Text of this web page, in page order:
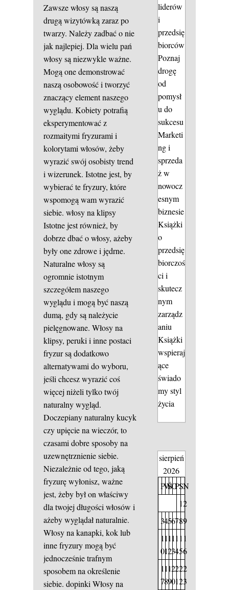
Zawsze włosy są naszą
drugą wizytówką zaraz po
twarzy. Należy zadbać o nie
jak najlepiej. Dla wielu pań
włosy są niezwykle ważne.
Mogą one demonstrować
naszą osobowość i tworzyć
znaczący element naszego
wyglądu. Kobiety potrafią
eksperymentować z
rozmaitymi fryzurami i
kolorytami włosów, żeby
wyrazić swój osobisty trend
i wizerunek. Istotne jest, by
wybierać te fryzury, które
wspomogą wam wyrazić
siebie. włosy na klipsy
Istotne jest również, by
dobrze dbać o włosy, ażeby
były one zdrowe i jędrne.
Naturalne włosy są
ogromnie istotnym
szczegółem naszego
wyglądu i mogą być naszą
dumą, gdy są należycie
pielęgnowane. Włosy na
klipsy, peruki i inne postaci
fryzur są dodatkowo
alternatywami do wyboru,
jeśli chcesz wyrazić coś
więcej niżeli tylko twój
naturalny wygląd.
Doczepiany naturalny kucyk
czy upięcie na wieczór, to
czasami dobre sposoby na
uzewnętrznienie siebie.
Niezależnie od tego, jaką
fryzurę wyłonisz, ważne
jest, żeby był on właściwy
dla twojej długości włosów i
ażeby wyglądał naturalnie.
Włosy na kanapki, kok lub
inne fryzury mogą być
jednocześnie trafnym
sposobem na określenie
siebie. dopinki Włosy na
liderów
i
przedsię
biorców
Poznaj
drogę
od
pomysł
u do
sukcesu
Marketi
ng i
sprzeda
ż w
nowocz
esnym
biznesie
Książki
o
przedsię
biorczoś
ci i
skutecz
nym
zarządz
aniu
Książki
wspieraj
ące
świado
my styl
życia
sierpień
2026
PW
ŚCPSN
12
3456789
1
0
1
1
1
2
1
3
1
4
1
5
1
6
1
7
1
8
1
9
2
0
2
1
2
2
2
3